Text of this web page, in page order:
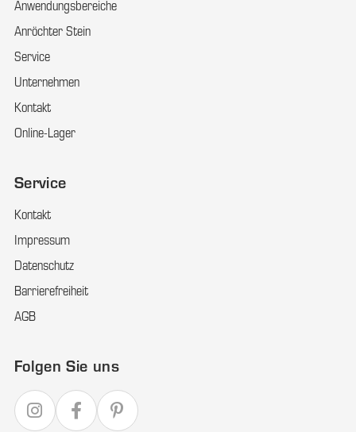
Anwendungsbereiche
Anröchter Stein
Service
Unternehmen
Kontakt
Online-Lager
Service
Kontakt
Impressum
Datenschutz
Barrierefreiheit
AGB
Folgen Sie uns